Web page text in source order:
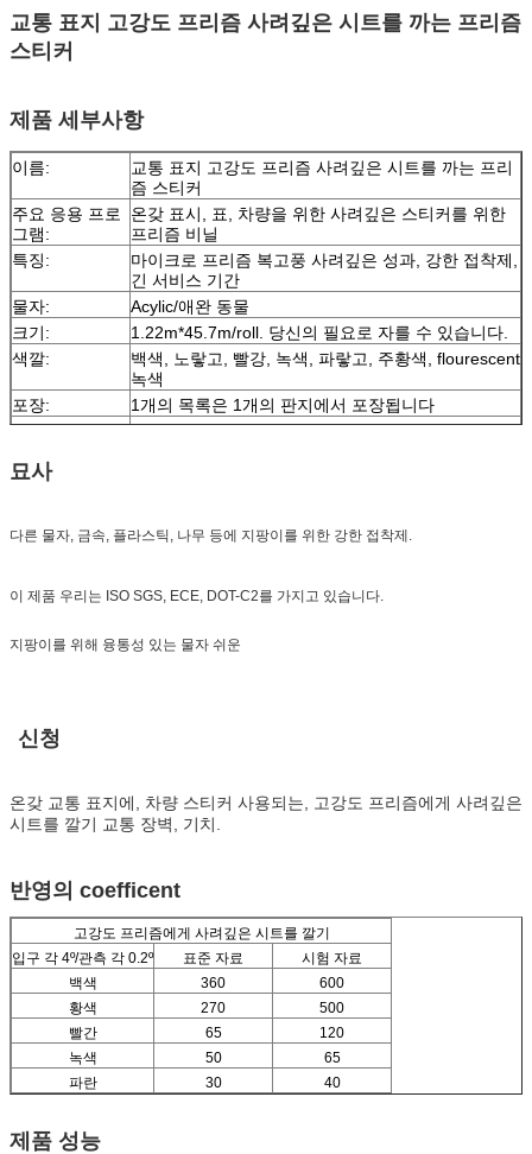
교통 표지 고강도 프리즘 사려깊은 시트를 까는 프리즘
스티커
제품 세부사항
이름:
교통 표지 고강도 프리즘 사려깊은 시트를 까는 프리
즘 스티커
주요 응용 프로
그램:
온갖 표시, 표, 차량을 위한 사려깊은 스티커를 위한
프리즘 비닐
특징:
마이크로 프리즘 복고풍 사려깊은 성과, 강한 접착제,
긴 서비스 기간
물자:
Acylic/애완 동물
크기:
1.22m*45.7m/roll. 당신의 필요로 자를 수 있습니다.
색깔:
백색, 노랗고, 빨강, 녹색, 파랗고, 주황색, flourescent
녹색
포장:
1개의 목록은 1개의 판지에서 포장됩니다
표본:
운임이 모으는 동안 무료 샘플
묘사
다른 물자, 금속, 플라스틱, 나무 등에 지팡이를 위한 강한 접착제.
이 제품 우리는 ISO SGS, ECE, DOT-C2를 가지고 있습니다.
지팡이를 위해 융통성 있는 물자 쉬운
신청
온갖 교통 표지에, 차량 스티커 사용되는,
고강도 프리즘에게 사려깊은
시트를 깔기 교통 장벽, 기치.
반영의 coefficent
고강도 프리즘에게 사려깊은 시트를 깔기
입구 각 4º/관측 각 0.2º
표준 자료
시험 자료
백색
360
600
황색
270
500
빨간
65
120
녹색
50
65
파란
30 40
제품 성능